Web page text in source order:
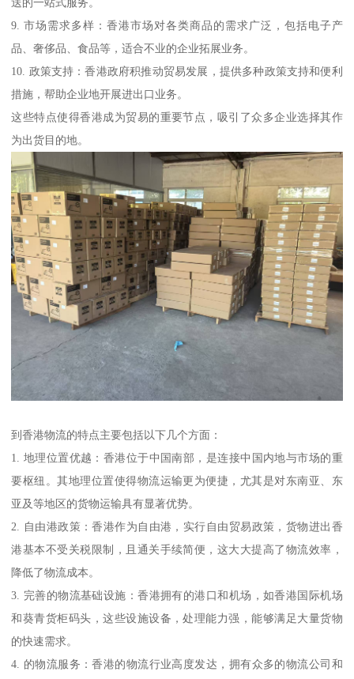
送的一站式服务。
9. 市场需求多样：香港市场对各类商品的需求广泛，包括电子产
品、奢侈品、食品等，适合不业的企业拓展业务。
10. 政策支持：香港政府积推动贸易发展，提供多种政策支持和便利
措施，帮助企业地开展进出口业务。
这些特点使得香港成为贸易的重要节点，吸引了众多企业选择其作
为出货目的地。
到香港物流的特点主要包括以下几个方面：
1. 地理位置优越：香港位于中国南部，是连接中国内地与市场的重
要枢纽。其地理位置使得物流运输更为便捷，尤其是对东南亚、东
亚及等地区的货物运输具有显著优势。
2. 自由港政策：香港作为自由港，实行自由贸易政策，货物进出香
港基本不受关税限制，且通关手续简便，这大大提高了物流效率，
降低了物流成本。
3. 完善的物流基础设施：香港拥有的港口和机场，如香港国际机场
和葵青货柜码头，这些设施设备，处理能力强，能够满足大量货物
的快速需求。
4. 的物流服务：香港的物流行业高度发达，拥有众多的物流公司和